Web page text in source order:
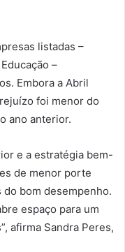
listadas –
–
Embora a Abril
foi menor do
ano anterior.
e a estratégia bem-
de menor porte
bom desempenho.
espaço para um
afirma Sandra Peres,